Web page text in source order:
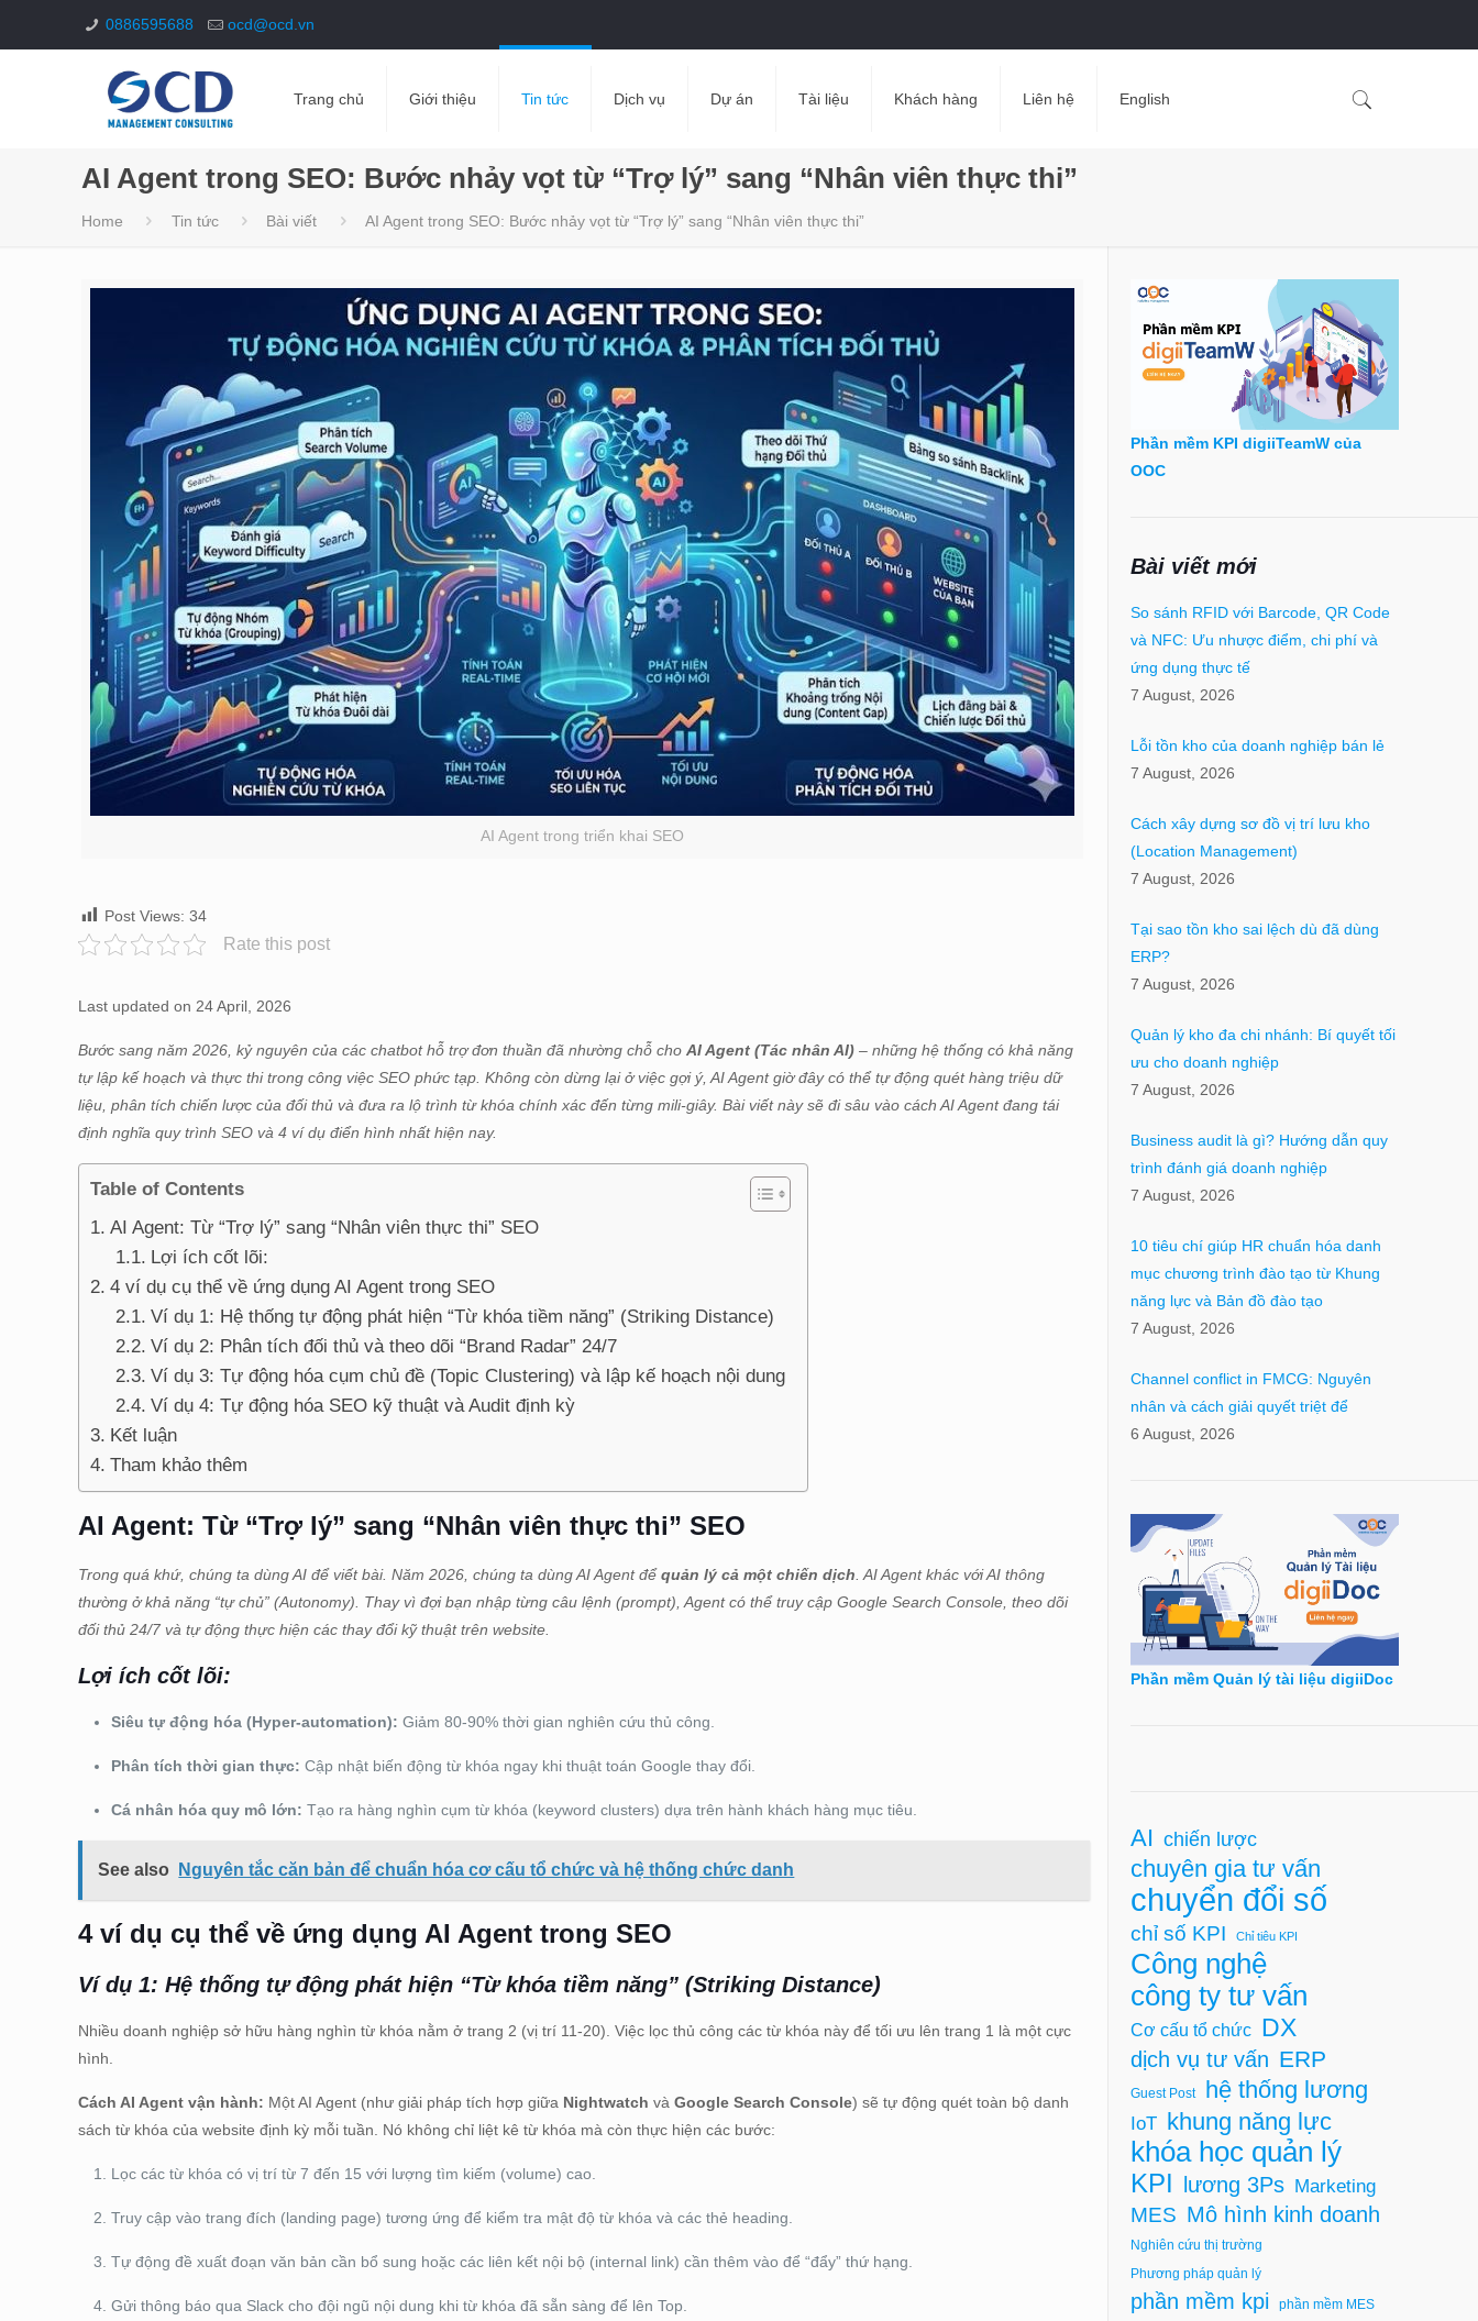
0886595688 ocd@ocd.vn
Trang chủ Giới thiệu Tin tức Dịch vụ Dự án Tài liệu Khách hàng Liên hệ English
AI Agent trong SEO: Bước nhảy vọt từ “Trợ lý” sang “Nhân viên thực thi”
Home Tin tức Bài viết AI Agent trong SEO: Bước nhảy vọt từ “Trợ lý” sang “Nhân viên thực thi”
AI Agent trong triển khai SEO
Post Views: 34
Rate this post
Last updated on 24 April, 2026
Bước sang năm 2026, kỷ nguyên của các chatbot hỗ trợ đơn thuần đã nhường chỗ choAI Agent (Tác nhân AI) – những hệ thống có khả năng
tự lập kế hoạch và thực thi trong công việc SEO phức tạp. Không còn dừng lại ở việc gợi ý, AI Agent giờ đây có thể tự động quét hàng triệu dữ
liệu, phân tích chiến lược của đối thủ và đưa ra lộ trình từ khóa chính xác đến từng mili-giây. Bài viết này sẽ đi sâu vào cách AI Agent đang tái
định nghĩa quy trình SEO và 4 ví dụ điển hình nhất hiện nay.
Table of Contents
AI Agent: Từ “Trợ lý” sang “Nhân viên thực thi” SEO
Lợi ích cốt lõi:
4 ví dụ cụ thể về ứng dụng AI Agent trong SEO
Ví dụ 1: Hệ thống tự động phát hiện “Từ khóa tiềm năng” (Striking Distance)
Ví dụ 2: Phân tích đối thủ và theo dõi “Brand Radar” 24/7
Ví dụ 3: Tự động hóa cụm chủ đề (Topic Clustering) và lập kế hoạch nội dung
Ví dụ 4: Tự động hóa SEO kỹ thuật và Audit định kỳ
Kết luận
Tham khảo thêm
AI Agent: Từ “Trợ lý” sang “Nhân viên thực thi” SEO
Trong quá khứ, chúng ta dùng AI để viết bài. Năm 2026, chúng ta dùng AI Agent đểquản lý cả một chiến dịch . AI Agent khác với AI thông
thường ở khả năng “tự chủ” (Autonomy). Thay vì đợi bạn nhập từng câu lệnh (prompt), Agent có thể truy cập Google Search Console, theo dõi
đối thủ 24/7 và tự động thực hiện các thay đổi kỹ thuật trên website.
Lợi ích cốt lõi:
Siêu tự động hóa (Hyper-automation): Giảm 80-90% thời gian nghiên cứu thủ công.
Phân tích thời gian thực: Cập nhật biến động từ khóa ngay khi thuật toán Google thay đổi.
Cá nhân hóa quy mô lớn: Tạo ra hàng nghìn cụm từ khóa (keyword clusters) dựa trên hành khách hàng mục tiêu.
See also Nguyên tắc căn bản để chuẩn hóa cơ cấu tổ chức và hệ thống chức danh
4 ví dụ cụ thể về ứng dụng AI Agent trong SEO
Ví dụ 1: Hệ thống tự động phát hiện “Từ khóa tiềm năng” (Striking Distance)
Nhiều doanh nghiệp sở hữu hàng nghìn từ khóa nằm ở trang 2 (vị trí 11-20). Việc lọc thủ công các từ khóa này để tối ưu lên trang 1 là một cực
hình.
Cách AI Agent vận hành: Một AI Agent (như giải pháp tích hợp giữa Nightwatch vàGoogle Search Console) sẽ tự động quét toàn bộ danh
sách từ khóa của website định kỳ mỗi tuần. Nó không chỉ liệt kê từ khóa mà còn thực hiện các bước:
Lọc các từ khóa có vị trí từ 7 đến 15 với lượng tìm kiếm (volume) cao.
Truy cập vào trang đích (landing page) tương ứng để kiểm tra mật độ từ khóa và các thẻ heading.
Tự động đề xuất đoạn văn bản cần bổ sung hoặc các liên kết nội bộ (internal link) cần thêm vào để “đẩy” thứ hạng.
Gửi thông báo qua Slack cho đội ngũ nội dung khi từ khóa đã sẵn sàng để lên Top.
Phần mềm KPI digiiTeamW của
OOC
Bài viết mới
So sánh RFID với Barcode, QR Code
và NFC: Ưu nhược điểm, chi phí và
ứng dụng thực tế
7 August, 2026
Lỗi tồn kho của doanh nghiệp bán lẻ
7 August, 2026
Cách xây dựng sơ đồ vị trí lưu kho
(Location Management)
7 August, 2026
Tại sao tồn kho sai lệch dù đã dùng
ERP?
7 August, 2026
Quản lý kho đa chi nhánh: Bí quyết tối
ưu cho doanh nghiệp
7 August, 2026
Business audit là gì? Hướng dẫn quy
trình đánh giá doanh nghiệp
7 August, 2026
10 tiêu chí giúp HR chuẩn hóa danh
mục chương trình đào tạo từ Khung
năng lực và Bản đồ đào tạo
7 August, 2026
Channel conflict in FMCG: Nguyên
nhân và cách giải quyết triệt để
6 August, 2026
Phần mềm Quản lý tài liệu digiiDoc
AI chiến lược
chuyên gia tư vấn
chuyển đổi số
chỉ số KPI Chỉ tiêu KPI
Công nghệ
công ty tư vấn
Cơ cấu tổ chức DX
dịch vụ tư vấn ERP
Guest Post hệ thống lương
IoT khung năng lực
khóa học quản lý
KPI lương 3Ps Marketing
MES Mô hình kinh doanh
Nghiên cứu thị trường
Phương pháp quản lý
phần mềm kpi phần mềm MES